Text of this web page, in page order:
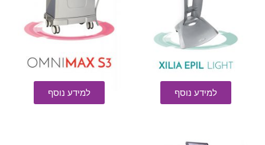
למידע נוסף למידע נוסף